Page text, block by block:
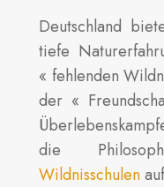
Deutschland
tiefe
« fehlenden
der «
die
Wildnisschulen